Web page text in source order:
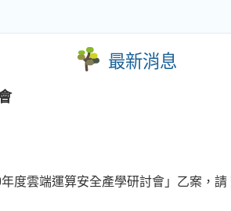
最新消息
度雲端運算安全產學研討會」乙案，請